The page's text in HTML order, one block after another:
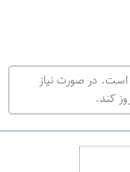
ت
ه
ر
ا
است. در صورت نیاز
کند.